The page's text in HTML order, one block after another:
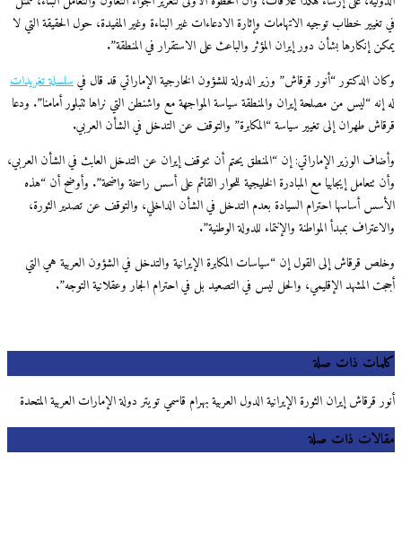
في تغيير خطاب توجيه الاتهامات وإثارة الادعاءات غير البناءة وغير المفيدة، حول الحقيقة التي لا
يمكن إنكارها بشأن دور إيران المؤثر والباعث على الاستقرار في المنطقة”.
وكان الدكتور “أنور قرقاش” وزير الدولة للشؤون الخارجية الإماراتي قد قال فيسلسلة تغريدات
له إنه “ليس من مصلحة إيران والمنطقة سياسة المواجهة مع واشنطن التي نراها تتبلور أمامنا”. ودعا
قرقاش طهران إلى تغيير سياسة “المكابرة” والتوقف عن التدخل في الشأن العربي.
وأضاف الوزير الإماراتي: إن “المنطق يحتم أن تتوقف إيران عن التدخل العابث في الشأن العربي،
وأن تتعامل إيجابيا مع المبادرة الخليجية للحوار القائم على أسس راسخة واضحة”. وأوضح أن “هذه
الأسس أساسها احترام السيادة بعدم التدخل في الشأن الداخلي، والتوقف عن تصدير الثورة،
والاعتراف بمبدأ المواطنة والإنتماء للدولة الوطنية”.
وخلص قرقاش إلى القول إن “سياسات المكابرة الإيرانية والتدخل في الشؤون العربية هي التي
أججت المشهد الإقليمي، والحل ليس في التصعيد بل في احترام الجار وعقلانية التوجه”.
كلمات ذات صلة
أنور قرقاش إيران الثورة الإيرانية الدول العربية بهرام قاسمي تويتر دولة الإمارات العربية المتحدة
مقالات ذات صلة